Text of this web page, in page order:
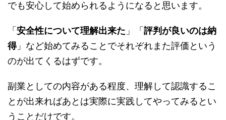
でも安心して始められるようになると思います。
「 安全性について理解出来た 」「 評判が良いのは納
得」など始めてみることでそれぞれまた評価という
のが出てくるはずです。
副業としての内容がある程度、理解して認識するこ
とが出来ればあとは実際に実践してやってみるとい
うことだけです。